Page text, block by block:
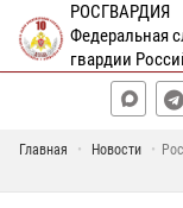
РОСГВАРДИЯ
Федеральная
гвардии
Главная Новости